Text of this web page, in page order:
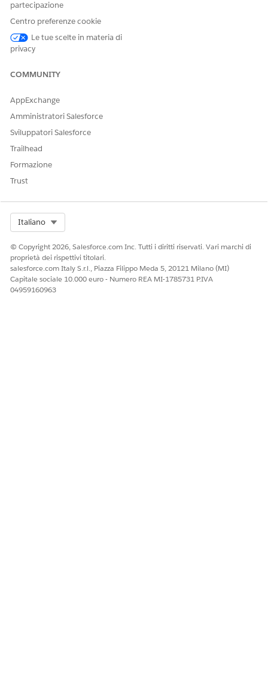
Facci sapere, così possiamo migliorare!
partecipazione
Centro preferenze cookie
Le tue scelte in materia di
privacy
COMMUNITY
AppExchange
Amministratori Salesforce
Sviluppatori Salesforce
Trailhead
Formazione
Trust
Italiano
© Copyright 2026, Salesforce.com Inc. Tutti i diritti riservati. Vari marchi di
proprietà dei rispettivi titolari.
salesforce.com Italy S.r.l., Piazza Filippo Meda 5, 20121 Milano (MI)
Capitale sociale 10.000 euro - Numero REA MI-1785731 P.IVA
04959160963